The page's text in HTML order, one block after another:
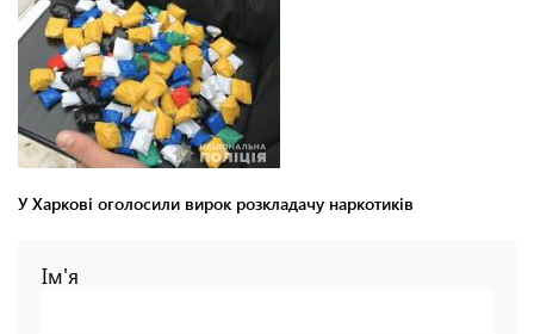
У Харкові оголосили вирок розкладачу наркотиків
Ім'я